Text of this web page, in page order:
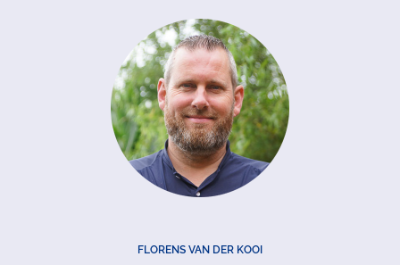
FLORENS VAN DER KOOI